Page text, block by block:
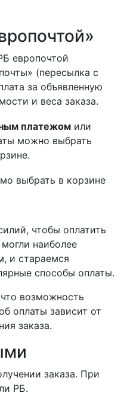
европочтой
(пересылка с
за объявленную
и веса заказа.
платежом или
можно выбрать
выбрать в корзине
чтобы оплатить
наиболее
и стараемся
способы оплаты.
возможность
оплаты зависит от
заказа.
заказа. При
РБ.